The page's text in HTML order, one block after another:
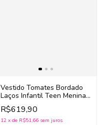
Vestido Tomates Bordado
Laços Infantil Teen Menina
Animé P6671 (Rosa)
R$619,90
12 x de R$51,66 sem juros